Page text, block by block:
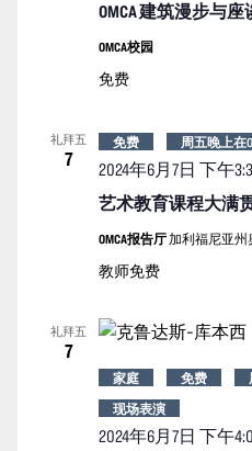
OMCA 建筑漫步与座
OMCA校园
免费
礼拜五
7
艺术教育课程大满
2024年6月7日 下午
免费 周五晚上在
OMCA报告厅加利福尼亚州
教师免费
礼拜五
7
2024年6月7日 下午
家庭 免费
现场表演